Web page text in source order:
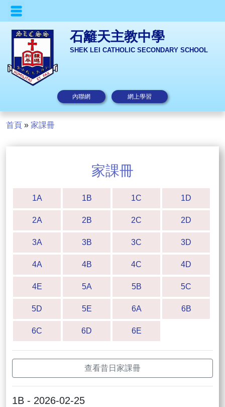
石籬天主教中學
SHEK LEI CATHOLIC SECONDARY SCHOOL
內聯網 網上學習
首頁 » 家課冊
家課冊
1A 1B 1C 1D
2A 2B 2C 2D
3A 3B 3C 3D
4A 4B 4C 4D
4E 5A 5B 5C
5D 5E 6A 6B
6C 6D 6E
查看昔日家課冊
1B - 2026-02-25